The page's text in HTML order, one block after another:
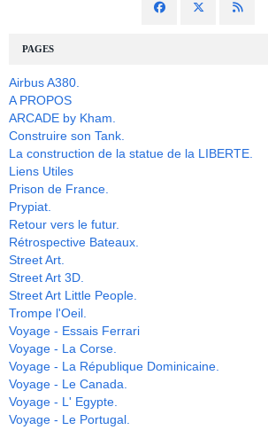
PAGES
Airbus A380.
A PROPOS
ARCADE by Kham.
Construire son Tank.
La construction de la statue de la LIBERTE.
Liens Utiles
Prison de France.
Prypiat.
Retour vers le futur.
Rétrospective Bateaux.
Street Art.
Street Art 3D.
Street Art Little People.
Trompe l'Oeil.
Voyage - Essais Ferrari
Voyage - La Corse.
Voyage - La République Dominicaine.
Voyage - Le Canada.
Voyage - L' Egypte.
Voyage - Le Portugal.